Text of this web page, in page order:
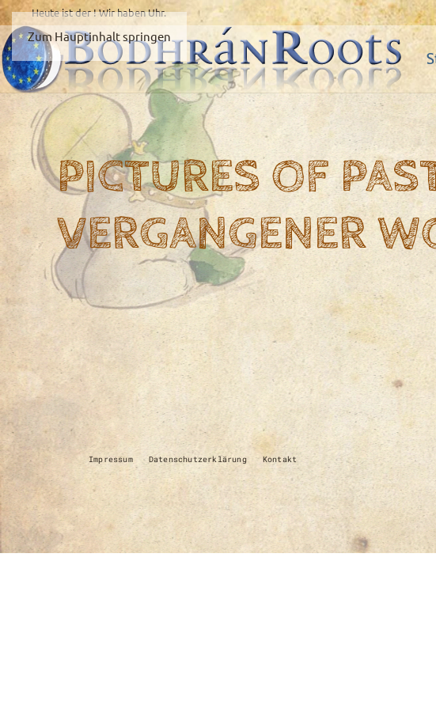
Zum Hauptinhalt springen
Heute ist der! Wir habenUhr.
PICTURES OF
VERGANGENER
Impressum Datenschutzerklärung Kontakt